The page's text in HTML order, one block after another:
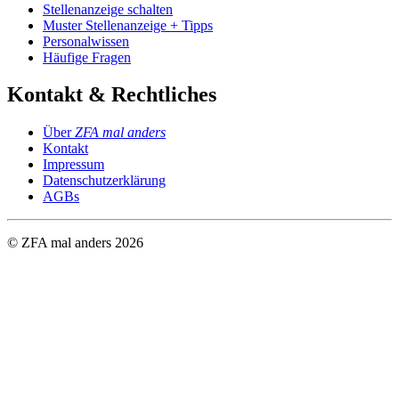
Stellenanzeige schalten
Muster Stellenanzeige + Tipps
Personalwissen
Häufige Fragen
Kontakt & Rechtliches
ÜberZFA mal anders
Kontakt
Impressum
Datenschutzerklärung
AGBs
© ZFA mal anders 2026